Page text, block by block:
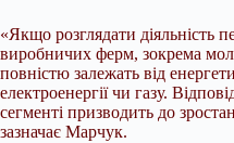
«Якщо розглядати діяльність
виробничих ферм, зокрема
повністю залежать від
електроенергії чи газу.
сегменті призводить до
зазначає Марчук.